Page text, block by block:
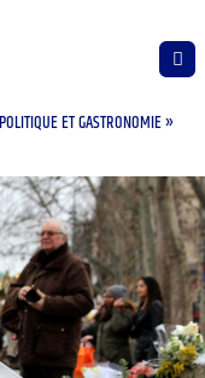
ET GASTRONOMIE »